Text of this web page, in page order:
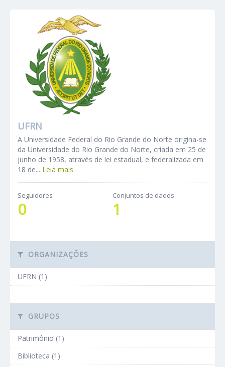
UFRN
A Universidade Federal do Rio Grande do Norte origina-se
da Universidade do Rio Grande do Norte, criada em 25 de
junho de 1958, através de lei estadual, e federalizada em
18 de... Leia mais
Seguidores
0
Conjuntos de dados
1
ORGANIZAÇÕES
UFRN (1)
GRUPOS
Patrimônio (1)
Biblioteca (1)